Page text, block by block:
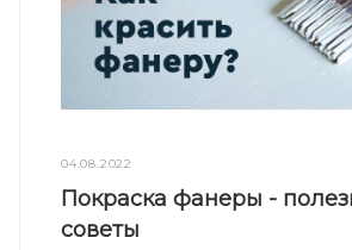
04.08.2022
Покраска фанеры -
советы